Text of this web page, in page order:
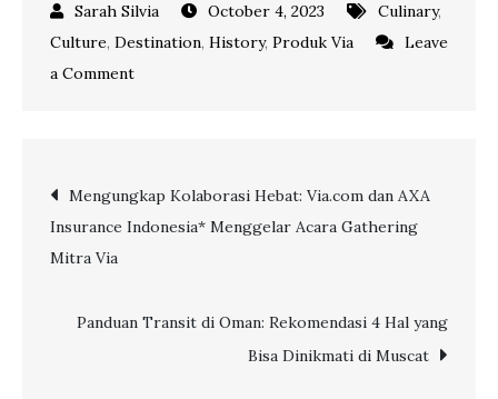
October 4, 2023 Culinary,
Culture, Destination, History, Produk Via
Leave
a Commenton
Bersama
Emirates:
Seru
Post
navigation
Mengungkap Kolaborasi Hebat: Via.com dan AXA
Insurance Indonesia* Menggelar Acara Gathering
Mitra Via
Panduan Transit di Oman: Rekomendasi 4 Hal yang
Bisa Dinikmati di Muscat